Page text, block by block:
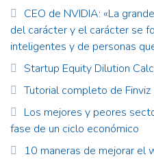
CEO de NVIDIA: «La
del carácter y el carácter se
inteligentes y de personas
Startup Equity Dilution
Tutorial completo de
Los mejores y peores
fase de un ciclo económico
10 maneras de mejorar el